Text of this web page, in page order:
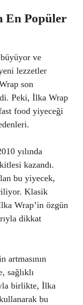
En Popüler
ve
lezzetler
son
Peki, İlka Wrap
food yiyeceği
yılında
kazandı.
bu yiyecek,
Klasik
Wrap’in özgün
dikkat
artmasının
sağlıklı
birlikte, İlka
bu